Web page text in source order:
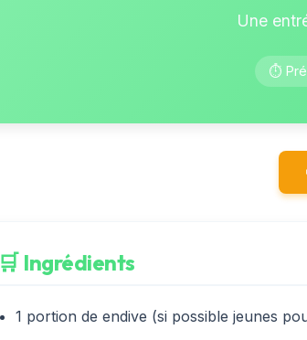
Une
⏱️
🛒 Ingrédients
1 portion de endive (si possible jeunes